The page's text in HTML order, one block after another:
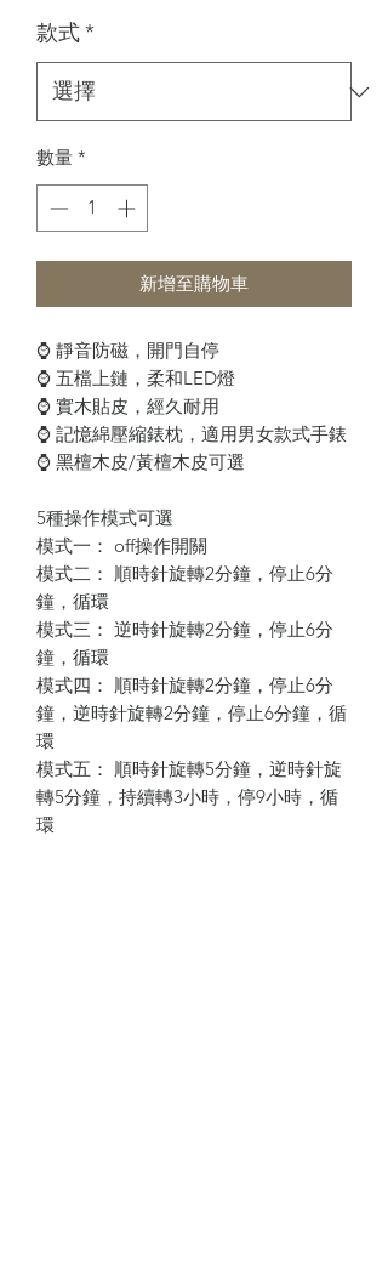
款式*
數量 *
新增至購物車
⌚️ 靜音防磁，開門自停
⌚️ 五檔上鏈，柔和LED燈
⌚️ 實木貼皮，經久耐用
⌚️ 記憶綿壓縮錶枕，適用男女款式手錶
⌚️ 黑檀木皮/黃檀木皮可選
5種操作模式可選
模式一： off操作開關
模式二： 順時針旋轉2分鐘，停止6分
鐘，循環
模式三： 逆時針旋轉2分鐘，停止6分
鐘，循環
模式四： 順時針旋轉2分鐘，停止6分
鐘，逆時針旋轉2分鐘，停止6分鐘，循
環
模式五： 順時針旋轉5分鐘，逆時針旋
轉5分鐘，持續轉3小時，停9小時，循
環